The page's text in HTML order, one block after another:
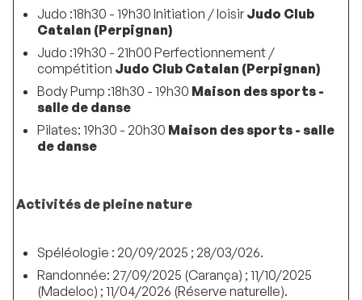
Judo :18h30 - 19h30 Initiation / loisir Judo Club
Catalan (Perpignan)
Judo :19h30 - 21h00 Perfectionnement /
compétition Judo Club Catalan (Perpignan)
Body Pump :18h30 - 19h30 Maison des sports -
salle de danse
Pilates: 19h30 - 20h30 Maison des sports - salle
de danse
Activités de pleine nature
Spéléologie : 20/09/2025 ; 28/03/026.
Randonnée: 27/09/2025 (Carança) ; 11/10/2025
(Madeloc) ; 11/04/2026 (Réserve naturelle).